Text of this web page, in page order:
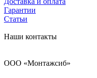
Гарантии
Статьи
Наши контакты
ООО «Монтажсиб»